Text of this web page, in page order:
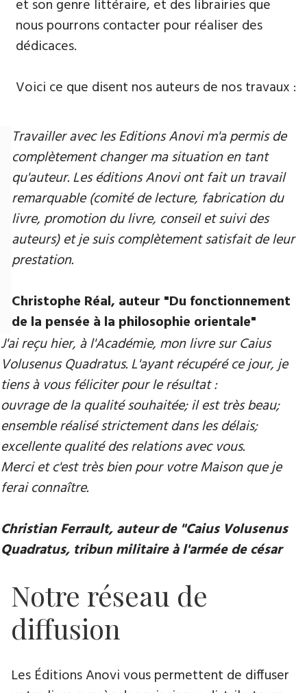
et son genre littéraire, et des librairies que
nous pourrons contacter pour réaliser des
dédicaces.
Voici ce que disent nos auteurs de nos travaux :
Travailler avec les Editions Anovi m'a permis de
complètement changer ma situation en tant
qu'auteur. Les éditions Anovi ont fait un travail
remarquable (comité de lecture, fabrication du
livre, promotion du livre, conseil et suivi des
auteurs) et je suis complètement satisfait de leur
prestation.
Christophe Réal, auteur ​"Du fonctionnement
de la pensée à la philosophie orientale"
J'ai reçu hier, à l'Académie, mon livre sur Caius
Volusenus Quadratus. L'ayant récupéré ce jour, je
tiens à vous féliciter pour le résultat :
ouvrage de la qualité souhaitée; il est très beau;
ensemble réalisé strictement dans les délais;
excellente qualité des relations avec vous.
Merci et c'est très bien pour votre Maison que je
ferai connaître.
Christian Ferrault, auteur de "Caius Volusenus
Quadratus, tribun militaire à l'armée de césar
Notre réseau de
diffusion
Les Éditions Anovi vous permettent de diffuser